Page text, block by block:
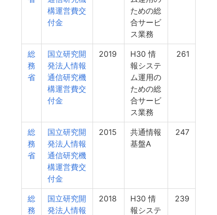
構運営費交
付金
ための総
合サービ
ス業務
総
務
省
国立研究開
発法人情報
通信研究機
構運営費交
付金
2019
H30 情
報システ
ム運用の
ための総
合サービ
ス業務
261
総
務
省
国立研究開
発法人情報
通信研究機
構運営費交
付金
2015
共通情報
基盤A
247
総
務
国立研究開
発法人情報
2018
H30 情
報システ
239